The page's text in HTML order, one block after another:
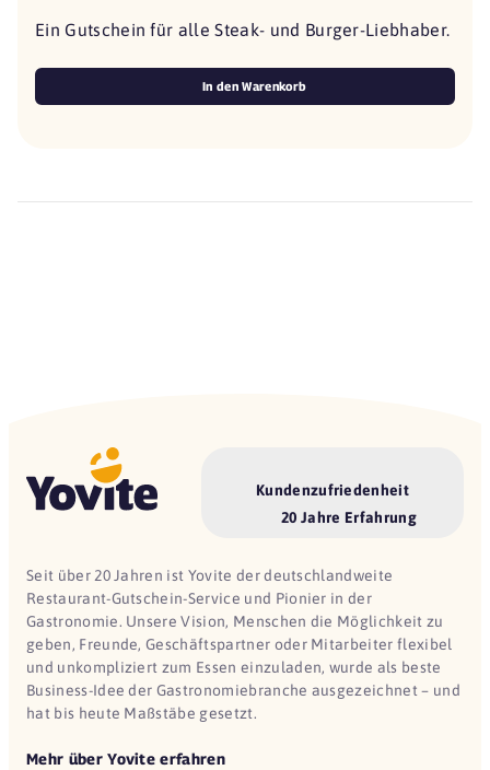
Ein Gutschein für alle Steak- und Burger-Liebhaber.
In den Warenkorb
Kundenzufriedenheit
20 Jahre Erfahrung
Seit über 20 Jahren ist Yovite der deutschlandweite
Restaurant-Gutschein-Service und Pionier in der
Gastronomie. Unsere Vision, Menschen die Möglichkeit zu
geben, Freunde, Geschäftspartner oder Mitarbeiter flexibel
und unkompliziert zum Essen einzuladen, wurde als beste
Business-Idee der Gastronomiebranche ausgezeichnet – und
hat bis heute Maßstäbe gesetzt.
Mehr über Yovite erfahren